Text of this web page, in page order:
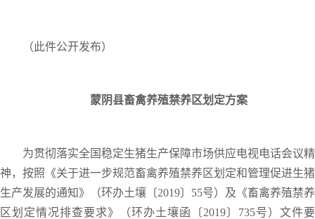
（此件公开发布）
蒙阴县畜禽养殖禁养区划定方案
为贯彻落实全国稳定生猪生产保障市场供应电视电话会议精
神，按照《关于进一步规范畜禽养殖禁养区划定和管理促进生猪
生产发展的通知》（环办土壤〔2019〕55号）及《畜禽养殖禁养
区划定情况排查要求》（环办土壤函〔2019〕735号）文件要